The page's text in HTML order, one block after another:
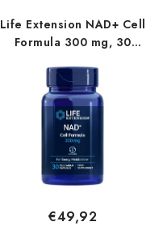
Life Extension NAD+ Cell
Formula 300 mg, 30
€49,92